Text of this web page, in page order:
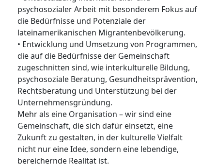
psychosozialer Arbeit mit besonderem Fokus auf
die Bedürfnisse und Potenziale der
lateinamerikanischen Migrantenbevölkerung.
• Entwicklung und Umsetzung von Programmen,
die auf die Bedürfnisse der Gemeinschaft
zugeschnitten sind, wie interkulturelle Bildung,
psychosoziale Beratung, Gesundheitsprävention,
Rechtsberatung und Unterstützung bei der
Unternehmensgründung.
Mehr als eine Organisation – wir sind eine
Gemeinschaft, die sich dafür einsetzt, eine
Zukunft zu gestalten, in der kulturelle Vielfalt
nicht nur eine Idee, sondern eine lebendige,
bereichernde Realität ist.